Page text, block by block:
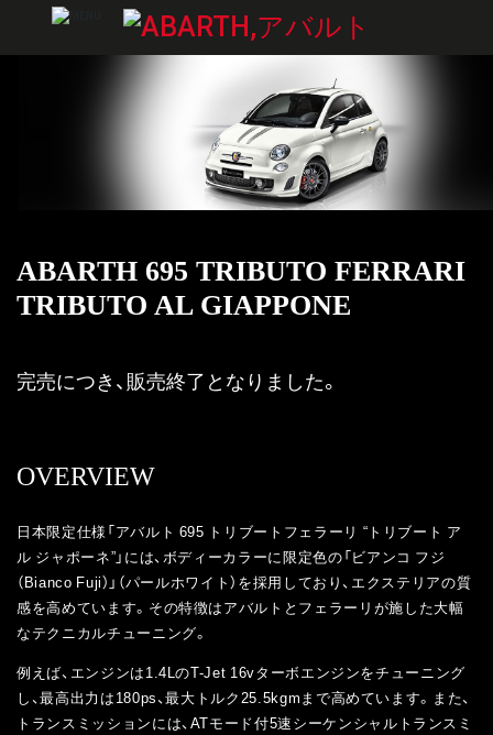
ABARTH 695 TRIBUTO FERRARI
TRIBUTO AL GIAPPONE
完売につき、販売終了となりました。
OVERVIEW
日本限定仕様「アバルト 695 トリブートフェラーリ “トリブート ア
ル ジャポーネ”」には、ボディーカラーに限定色の「ビアンコ フジ
（Bianco Fuji）」（パールホワイト）を採用しており、エクステリアの質
感を高めています。その特徴はアバルトとフェラーリが施した大幅
なテクニカルチューニング。
例えば、エンジンは1.4LのT-Jet 16vターボエンジンをチューニング
し、最高出力は180ps、最大トルク25.5kgmまで高めています。また、
トランスミッションには、ATモード付5速シーケンシャルトランスミ